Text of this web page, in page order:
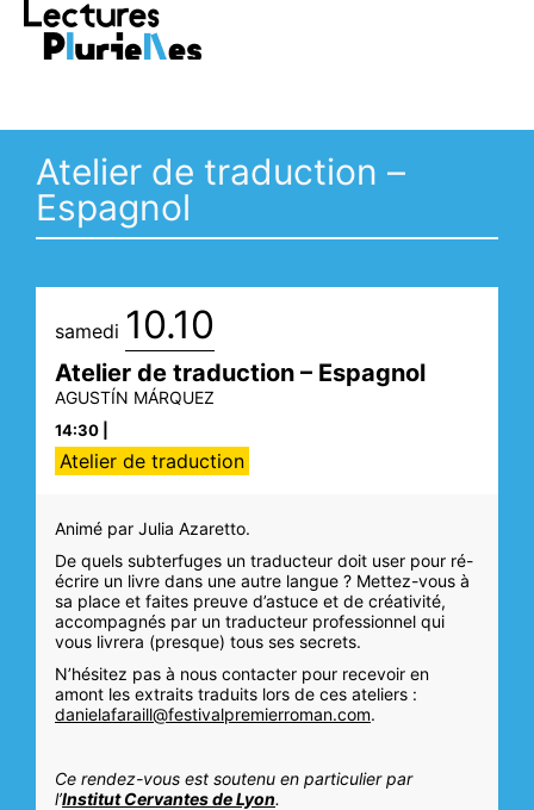
> Vivez la saison avec LECTURES
Atelier de traduction –
Espagnol
samedi 10.10
14:30 |
Atelier de traduction
Atelier de traduction – Espagnol
AGUSTÍN MÁRQUEZ
Animé par Julia Azaretto.
De quels subterfuges un traducteur doit user pour ré-
écrire un livre dans une autre langue ? Mettez-vous à
sa place et faites preuve d’astuce et de créativité,
accompagnés par un traducteur professionnel qui
vous livrera (presque) tous ses secrets.
N’hésitez pas à nous contacter pour recevoir en
amont les extraits traduits lors de ces ateliers :
danielafaraill@festivalpremierroman.com.
Ce rendez-vous est soutenu en particulier par
l’Institut Cervantes de Lyon.